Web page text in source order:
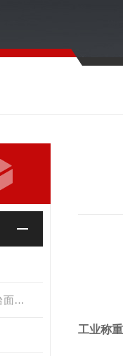
304不锈钢防水电子地磅超低台面带斜坡
工业称